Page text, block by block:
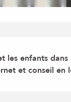
les enfants
et conseil en